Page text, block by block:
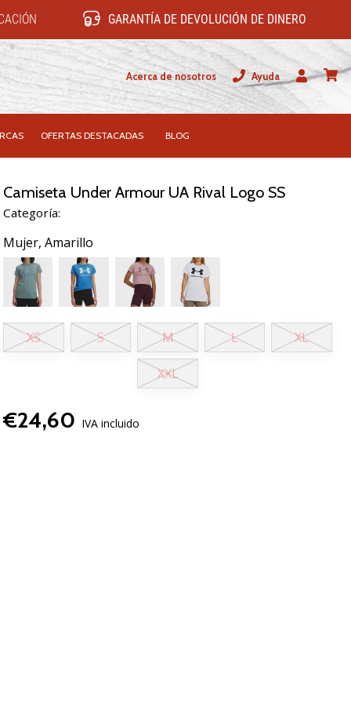
GARANTÍA DE DEVOLUCIÓN DE DINERO
Acerca de nosotros
Ayuda
Usuario
OFERTAS DESTACADAS BLOG
Camiseta Under Armour UA Rival Logo SS
Categoría:
Mujer, Amarillo
XS S M L XL
XXL
€24,60 IVA incluido